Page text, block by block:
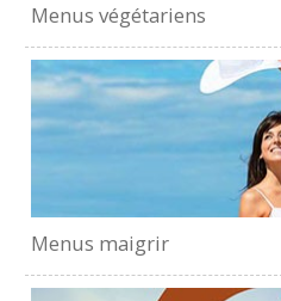
Menus végétariens
Menus maigrir